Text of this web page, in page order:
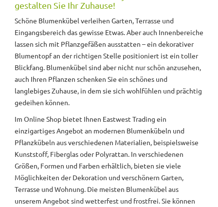
gestalten Sie Ihr Zuhause!
Schöne Blumenkübel verleihen Garten, Terrasse und
Eingangsbereich das gewisse Etwas. Aber auch Innenbereiche
lassen sich mit Pflanzgefäßen ausstatten – ein dekorativer
Blumentopf an der richtigen Stelle positioniert ist ein toller
Blickfang. Blumenkübel sind aber nicht nur schön anzusehen,
auch Ihren Pflanzen schenken Sie ein schönes und
langlebiges Zuhause, in dem sie sich wohlfühlen und prächtig
gedeihen können.
Im Online Shop bietet Ihnen Eastwest Trading ein
einzigartiges Angebot an modernen Blumenkübeln und
Pflanzkübeln aus verschiedenen Materialien, beispielsweise
Kunststoff, Fiberglas oder Polyrattan. In verschiedenen
Größen, Formen und Farben erhältlich, bieten sie viele
Möglichkeiten der Dekoration und verschönern Garten,
Terrasse und Wohnung. Die meisten Blumenkübel aus
unserem Angebot sind wetterfest und frostfrei. Sie können